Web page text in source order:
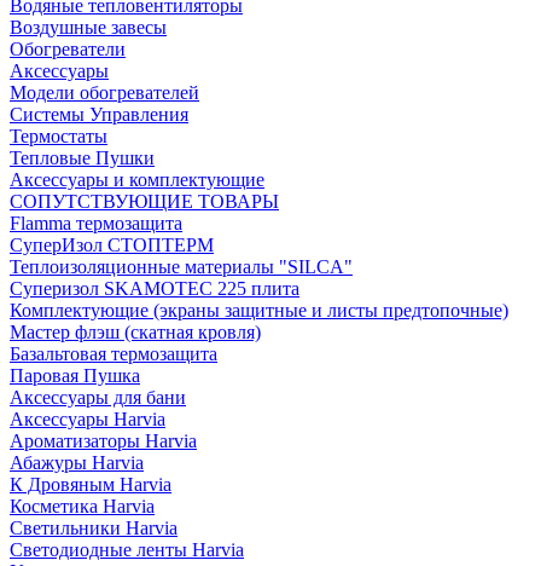
Водяные тепловентиляторы
Воздушные завесы
Обогреватели
Аксессуары
Модели обогревателей
Системы Управления
Термостаты
Тепловые Пушки
Аксессуары и комплектующие
СОПУТСТВУЮЩИЕ ТОВАРЫ
Flamma термозащита
СуперИзол СТОПТЕРМ
Теплоизоляционные материалы "SILCA"
Суперизол SKAMOTEC 225 плита
Комплектующие (экраны защитные и листы предтопочные)
Мастер флэш (скатная кровля)
Базальтовая термозащита
Паровая Пушка
Аксессуары для бани
Аксессуары Harvia
Ароматизаторы Harvia
Абажуры Harvia
К Дровяным Harvia
Косметика Harvia
Светильники Harvia
Светодиодные ленты Harvia